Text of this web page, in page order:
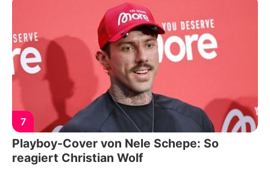
7
Playboy-Cover von Nele Schepe: So
reagiert Christian Wolf